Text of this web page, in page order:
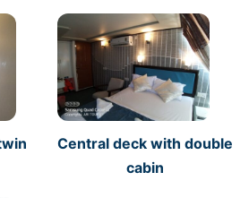
Central deck with double
cabin